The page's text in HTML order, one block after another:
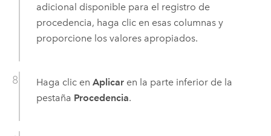
adicional disponible para el registro de
procedencia, haga clic en esas columnas y
proporcione los valores apropiados.
Haga clic en Aplicaren la parte inferior de la
pestaña Procedencia.